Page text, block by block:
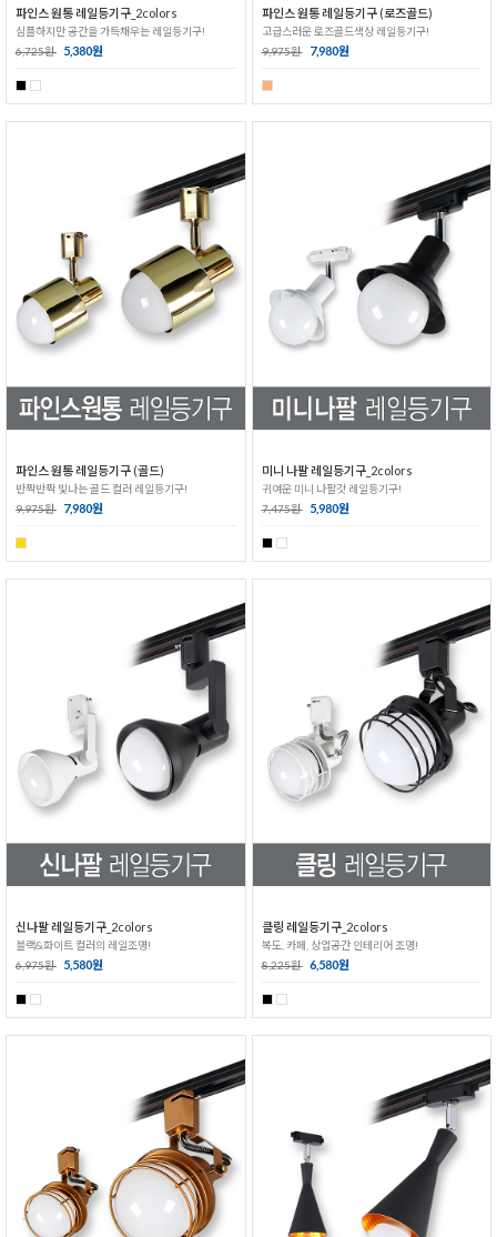
파인스 원통 레일등기구_2colors
심플하지만 공간을 가득채우는 레일등기구!
6,725원 5,380원
파인스 원통 레일등기구 (로즈골드)
고급스러운 로즈골드색상 레일등기구!
9,975원
7,980원
파인스 원통 레일등기구 (골드)
반짝반짝 빛나는 골드 컬러 레일등기구!
9,975원 7,980원
미니 나팔 레일등기구_2colors
귀여운 미니 나팔갓 레일등기구!
7,475원
5,980원
신나팔 레일등기구_2colors
블랙&화이트 컬러의 레일조명!
6,975원 5,580원
클링 레일등기구_2colors
복도, 카페, 상업공간 인테리어 조명!
8,225원 6,580원